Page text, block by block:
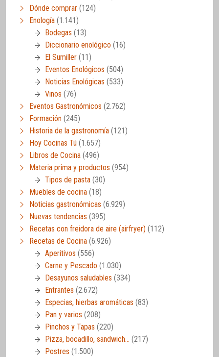
Dónde comprar (124)
Enología (1.141)
Bodegas (13)
Diccionario enológico (16)
El Sumiller (11)
Eventos Enológicos (504)
Noticias Enológicas (533)
Vinos (76)
Eventos Gastronómicos (2.762)
Formación (245)
Historia de la gastronomía (121)
Hoy Cocinas Tú (1.657)
Libros de Cocina (496)
Materia prima y productos (954)
Tipos de pasta (30)
Muebles de cocina (18)
Noticias gastronómicas (6.929)
Nuevas tendencias (395)
Recetas con freidora de aire (airfryer) (112)
Recetas de Cocina (6.926)
Aperitivos (556)
Carne y Pescado (1.030)
Desayunos saludables (334)
Entrantes (2.672)
Especias, hierbas aromáticas (83)
Pan y varios (208)
Pinchos y Tapas (220)
Pizza, bocadillo, sandwich… (217)
Postres (1.500)